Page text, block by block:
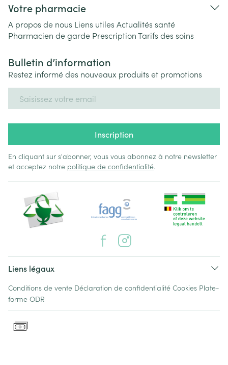
Votre pharmacie
A propos de nous Liens utiles Actualités santé
Pharmacien de garde PrescriptionTarifs des soins
Bulletin d’information
Restez informé des nouveaux produits et promotions
Inscription
En cliquant sur s'abonner, vous vous abonnez à notre newsletter
et acceptez notre politique de confidentialité.
Liens légaux
Conditions de vente Déclaration de confidentialité Cookies Plate-
forme ODR